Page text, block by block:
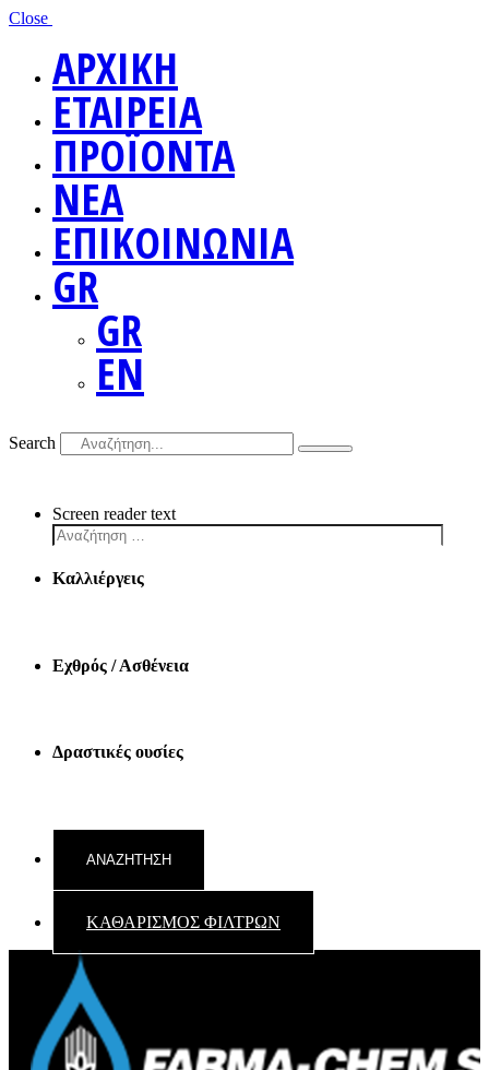
Close
ΑΡΧΙΚΗ
ΕΤΑΙΡΕΙΑ
ΠΡΟΪΟΝΤΑ
ΝΕΑ
ΕΠΙΚΟΙΝΩΝΙΑ
GR
GR
EN
Search
Screen reader text
Καλλιέργεις
Εχθρός / Ασθένεια
Δραστικές ουσίες
ΚΑΘΑΡΙΣΜΟΣ ΦΙΛΤΡΩΝ